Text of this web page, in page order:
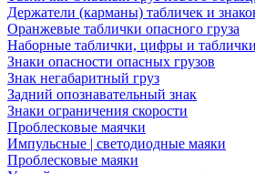
Держатели (карманы) табличек и
Оранжевые таблички опасного груза
Наборные таблички, цифры и
Знаки опасности опасных грузов
Знак негабаритный груз
Задний опознавательный знак
Знаки ограничения скорости
Проблесковые маячки
Импульсные | светодиодные маяки
Проблесковые маяки